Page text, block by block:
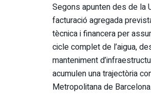
Segons apunten des de la
facturació agregada
tècnica i financera per
cicle complet de l’aigua,
manteniment
acumulen una trajectòria
Metropolitana de Barcelona.